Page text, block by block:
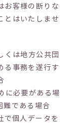
お客様の断りな
とはいたしませ
くは地方公共団
る事務を遂行す
に必要がある場
難である場合
で個人データを